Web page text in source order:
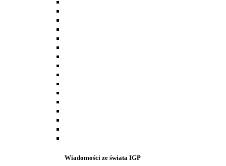
Wiadomości ze świata IGP